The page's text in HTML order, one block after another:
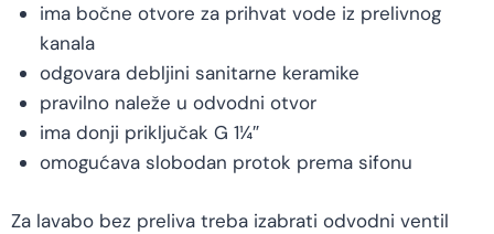
ima bočne otvore za prihvat vode iz prelivnog
kanala
odgovara debljini sanitarne keramike
pravilno naleže u odvodni otvor
ima donji priključak G 1¼″
omogućava slobodan protok prema sifonu
Za lavabo bez preliva treba izabrati odvodni ventil